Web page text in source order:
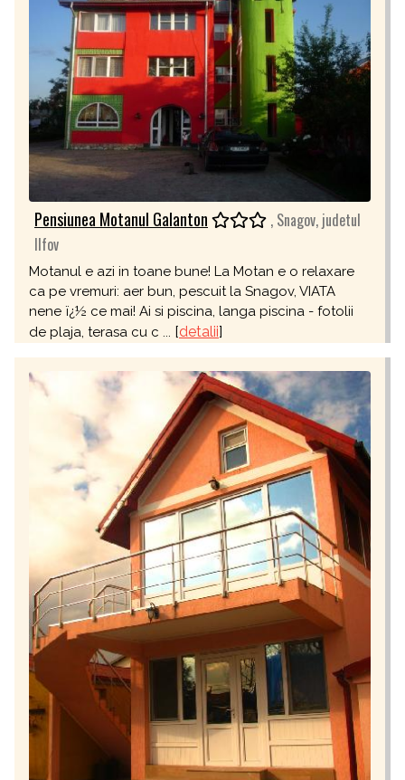
Pensiunea Motanul Galanton
, Snagov, judetul
Ilfov
Motanul e azi in toane bune! La Motan e o relaxare
ca pe vremuri: aer bun, pescuit la Snagov, VIATA
nene ï¿½ ce mai! Ai si piscina, langa piscina - fotolii
de plaja, terasa cu c ... [detalii]